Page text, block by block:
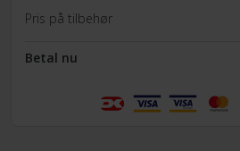
Pris på tilbehør
Betal nu